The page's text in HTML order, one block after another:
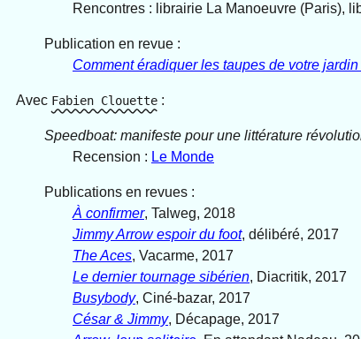
Rencontres : librairie La Manoeuvre (Paris),
Publication en revue :
Comment éradiquer les taupes de votre
Avec Fabien Clouette :
Speedboat: manifeste pour une littérature
Recension : Le Monde
Publications en revues :
À confirmer, Talweg, 2018
Jimmy Arrow espoir du foot, délibéré, 2017
The Aces, Vacarme, 2017
Le dernier tournage sibérien, Diacritik, 2017
Busybody, Ciné-bazar, 2017
César & Jimmy, Décapage, 2017